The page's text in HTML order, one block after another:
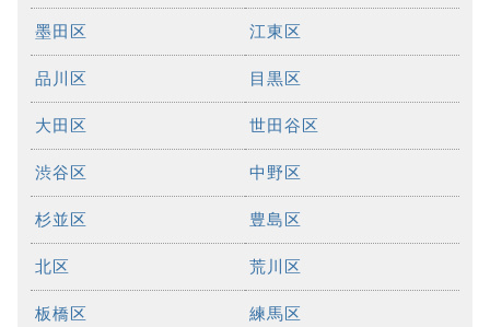
墨田区 江東区
品川区 目黒区
大田区 世田谷区
渋谷区 中野区
杉並区 豊島区
北区 荒川区
板橋区 練馬区